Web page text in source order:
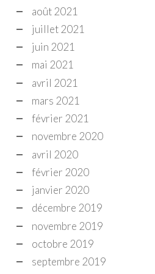
août 2021
juillet 2021
juin 2021
mai 2021
avril 2021
mars 2021
février 2021
novembre 2020
avril 2020
février 2020
janvier 2020
décembre 2019
novembre 2019
octobre 2019
septembre 2019